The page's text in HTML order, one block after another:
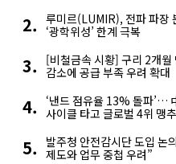
루미르(LUMIR), 전파 파장
‘광학위성’ 한계 극복
[비철금속 시황] 구리 2개
감소에 공급 부족 우려 확대
‘낸드 점유율 13% 돌파’…
사이클 타고 글로벌 4위 맹
발주청 안전감시단 도입
제도와 업무 중첩 우려”